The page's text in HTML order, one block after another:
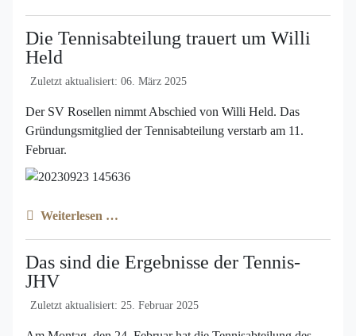
Die Tennisabteilung trauert um Willi
Held
Zuletzt aktualisiert: 06. März 2025
Der SV Rosellen nimmt Abschied von Willi Held. Das
Gründungsmitglied der Tennisabteilung verstarb am 11.
Februar.
Weiterlesen …
Das sind die Ergebnisse der Tennis-
JHV
Zuletzt aktualisiert: 25. Februar 2025